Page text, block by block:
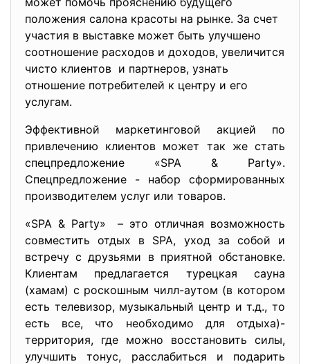
положения салона красоты на рынке. За счет
участия в выставке может быть улучшено
соотношение расходов и доходов, увеличится
чисто клиентов и партнеров, узнать
отношение потребителей к центру и его
услугам.
Эффективной маркетинговой акцией по
привлечению клиентов может так же стать
спецпредложение «SPA & Party».
Спецпредложение - набор сформированных
производителем услуг или товаров.
«SPA & Party» – это отличная возможность
совместить отдых в SPA, уход за собой и
встречу с друзьями в приятной обстановке.
Клиентам предлагается турецкая сауна
(хамам) с роскошным чилл-аутом (в котором
есть телевизор, музыкальный центр и т.д., то
есть все, что необходимо для отдыха)-
территория, где можно восстановить силы,
улучшить тонус, расслабиться и подарить